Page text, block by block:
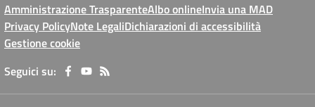
Amministrazione TrasparenteAlbo onlineInvia una MAD
Privacy PolicyNote LegaliDichiarazioni di accessibilità
Gestione cookie
Seguici su: